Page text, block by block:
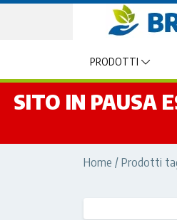
PRODOTTI
SITO IN PAUSA
Home / Prodotti